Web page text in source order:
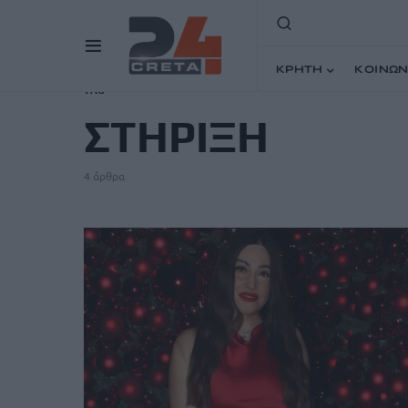
ΚΡΗΤΗ
TAG
ΣΤΗΡΙΞΗ
4 άρθρα